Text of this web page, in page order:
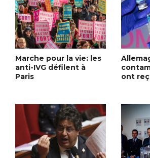
Marche pour la vie: les
anti-IVG défilent à
Paris
ont